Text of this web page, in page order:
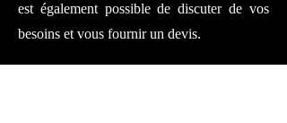
est également possible de discuter de vos
besoins et vous fournir un devis.